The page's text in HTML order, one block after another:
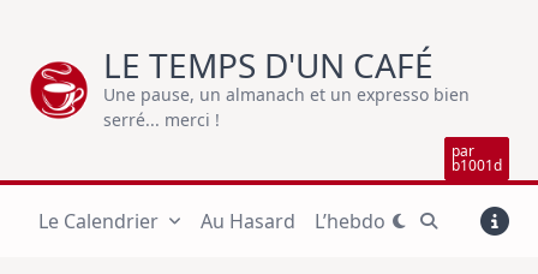
content
LE TEMPS D'UN CAFÉ
Une pause, un almanach et un expresso bien
serré... merci !
par
b1001d
Le Calendrier Au Hasard L’hebdo